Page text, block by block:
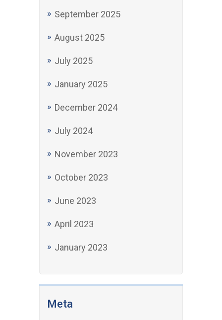
September 2025
August 2025
July 2025
January 2025
December 2024
July 2024
November 2023
October 2023
June 2023
April 2023
January 2023
Meta